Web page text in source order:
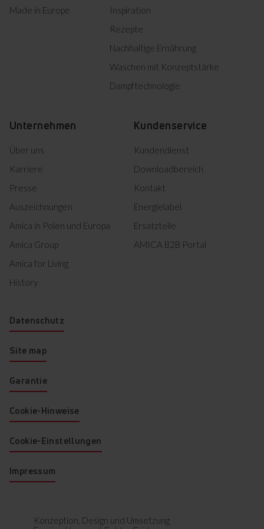
Beleuchtungsart
ausgestattet.
Mechanische
Kontrolle
Ein Temperaturregler im
Kühlschrank mit einer
einfachen Analogskala zur
Steuerung der Kühl- und
Gefriertemperatur.
Made in Europe
Inspiration
Rezepte
Nachhaltige Ernährung
Waschen mit Konzeptstärke
Dampftechnologie
Unternehmen
Über uns
Karriere
Presse
Auszeichnungen
Amica in Polen und Europa
Amica Group
Amica for Living
History
Kundenservice
Kundendienst
Downloadbereich
Kontakt
Energielabel
Ersatzteile
AMICA B2B Portal
Konzeption, Design und Umsetzung
Datenschutz
Site map
Garantie
Cookie-Hinweise
Cookie-Einstellungen
Impressum